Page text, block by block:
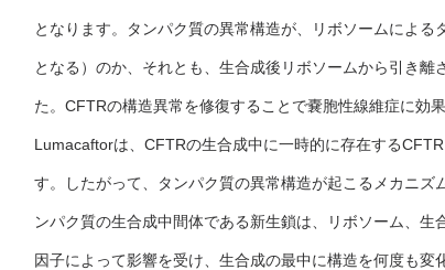
となります。タンパク質の異常構造が、リボソームによ
となる）のか、それとも、生合成後リボソームから引き
た。CFTRの構造異常を修復することで嚢胞性線維症に効
Lumacaftorは、CFTRの生合成中に一時的に存在する
す。したがって、タンパク質の異常構造が起こるメカニ
ンパク質の生合成中間体である新生鎖は、リボソーム、
因子によって影響を受け、生合成の最中に構造を何度も